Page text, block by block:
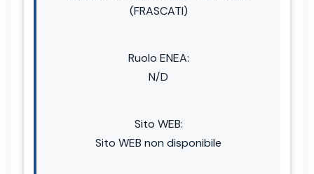
(FRASCATI)
Ruolo ENEA:
N/D
Sito WEB:
Sito WEB non disponibile